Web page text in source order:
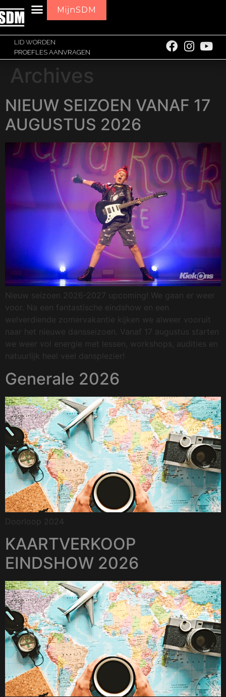
MijnSDM
LID WORDEN
PROEFLES AANVRAGEN
Archives
NIEUW SEIZOEN VANAF 17
AUGUSTUS 2026
Nieuw seizoen 2026-2027 upcoming! We gaan er weer
voor. Na een fantastische eindshow en een
welverdiende zomervakantie kijken we alweer vooruit
naar het nieuwe dansseizoen. Vanaf 17 augustus starten
we weer vol energie met lessen, workshops, audities en
natuurlijk heel veel dansplezier!
Generale 2026
Doorloop 2024
KAARTVERKOOP
EINDSHOW 2026